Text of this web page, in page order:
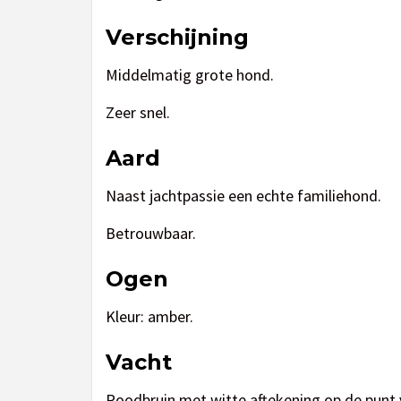
Verschijning
Middelmatig grote hond.
Zeer snel.
Aard
Naast jachtpassie een echte familiehond.
Betrouwbaar.
Ogen
Kleur: amber.
Vacht